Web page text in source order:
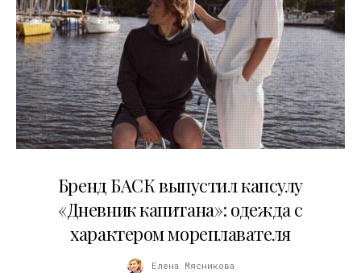
Бренд БАСК выпустил капсулу
«Дневник капитана»: одежда с
характером мореплавателя
Елена Мясникова